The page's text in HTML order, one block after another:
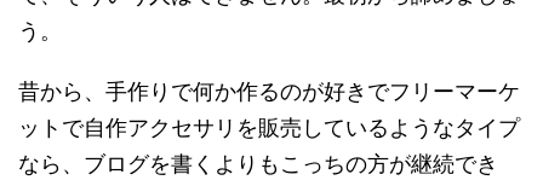
う。
昔から、手作りで何か作るのが好きでフリーマーケ
ットで自作アクセサリを販売しているようなタイプ
なら、ブログを書くよりもこっちの方が継続でき